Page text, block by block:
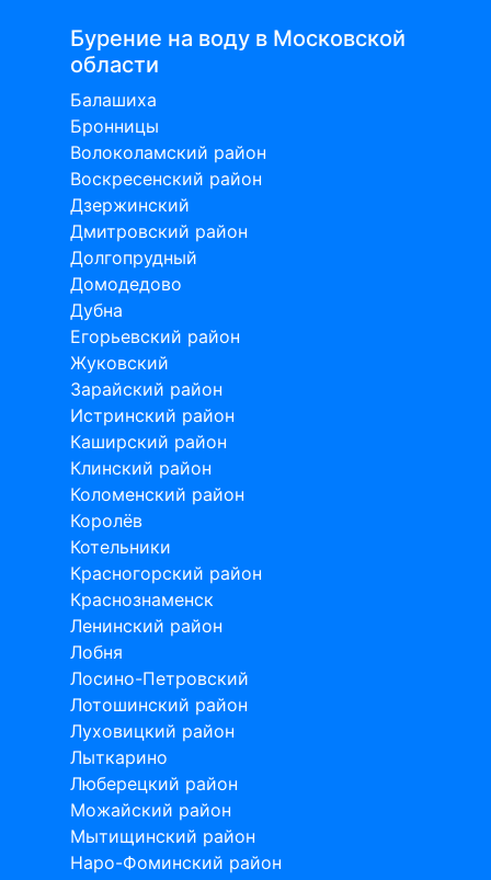
Бурение на воду в Московской
области
Балашиха
Бронницы
Волоколамский район
Воскресенский район
Дзержинский
Дмитровский район
Долгопрудный
Домодедово
Дубна
Егорьевский район
Жуковский
Зарайский район
Истринский район
Каширский район
Клинский район
Коломенский район
Королёв
Котельники
Красногорский район
Краснознаменск
Ленинский район
Лобня
Лосино-Петровский
Лотошинский район
Луховицкий район
Лыткарино
Люберецкий район
Можайский район
Мытищинский район
Наро-Фоминский район